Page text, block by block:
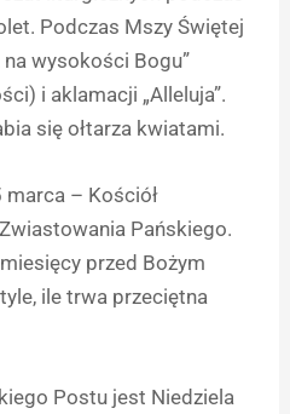
Podczas Mszy Świętej
na wysokości Bogu”
i aklamacji „Alleluja”.
się ołtarza kwiatami.
– Kościół
Pańskiego.
przed Bożym
ile trwa przeciętna
Postu jest Niedziela